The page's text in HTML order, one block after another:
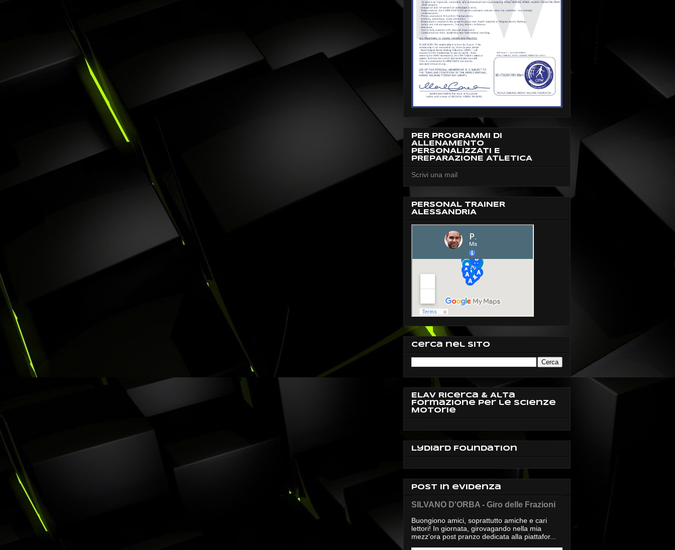
PER PROGRAMMI DI
ALLENAMENTO
PERSONALIZZATI E
PREPARAZIONE ATLETICA
Scrivi una mail
PERSONAL TRAINER
ALESSANDRIA
Cerca nel sito
ELAV Ricerca & Alta
Formazione per le Scienze
Motorie
Lydiard Foundation
Post in evidenza
SILVANO D'ORBA - Giro delle Frazioni
Buongiono amici, soprattutto amiche e cari
lettori! In giornata, girovagando nella mia
mezz'ora post pranzo dedicata alla piattafor...